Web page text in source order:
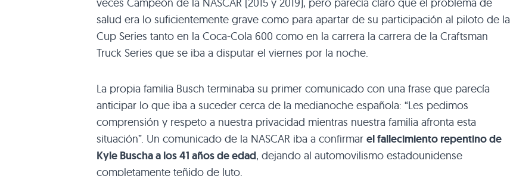
salud era lo suficientemente grave como para apartar de su participación al piloto de la
Cup Series tanto en la Coca-Cola 600 como en la carrera la carrera de la Craftsman
Truck Series que se iba a disputar el viernes por la noche.
La propia familia Busch terminaba su primer comunicado con una frase que parecía
anticipar lo que iba a suceder cerca de la medianoche española: “Les pedimos
comprensión y respeto a nuestra privacidad mientras nuestra familia afronta esta
situación”. Un comunicado de la NASCAR iba a confirmar el fallecimiento repentino de
Kyle Buscha a los 41 años de edad, dejando al automovilismo estadounidense
completamente teñido de luto.